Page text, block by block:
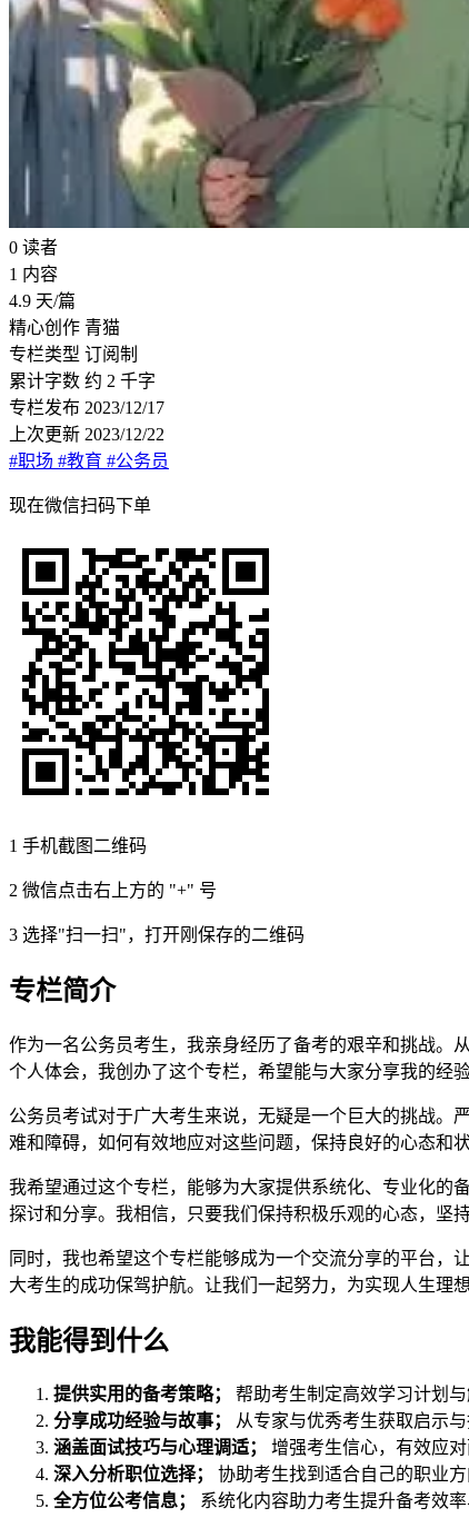
0 读者
1 内容
4.9 天/篇
精心创作 青猫
专栏类型 订阅制
累计字数 约 2 千字
专栏发布 2023/12/17
上次更新 2023/12/22
#职场 #教育 #公务员
现在微信扫码下单
1 手机截图二维码
2 微信点击右上方的 "+" 号
3 选择"扫一扫"，打开刚保存的二维码
专栏简介
作为一名公务员考生，我亲身经历了备考的艰辛和挑战。
个人体会，我创办了这个专栏，希望能与大家分享我的经
公务员考试对于广大考生来说，无疑是一个巨大的挑战。
难和障碍，如何有效地应对这些问题，保持良好的心态和
我希望通过这个专栏，能够为大家提供系统化、专业化的
探讨和分享。我相信，只要我们保持积极乐观的心态，坚
同时，我也希望这个专栏能够成为一个交流分享的平台
大考生的成功保驾护航。让我们一起努力，为实现人生理想
我能得到什么
提供实用的备考策略；
帮助考生制定高效学习计划与
分享成功经验与故事；
从专家与优秀考生获取启示与
涵盖面试技巧与心理调适；
增强考生信心，有效应对
深入分析职位选择；
协助考生找到适合自己的职业方
全方位公考信息；
系统化内容助力考生提升备考效率